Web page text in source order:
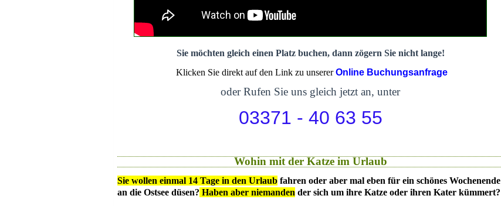
Sie möchten gleich einen Platz buchen, dann zögern Sie nicht lange!
Klicken Sie direkt auf den Link zu unsererOnline Buchungsanfrage
oder Rufen Sie uns gleich jetzt an, unter
03371 - 40 63 55
Wohin mit der Katze im Urlaub
Sie wollen einmal 14 Tage in den Urlaubfahren oder aber mal eben für ein schönes Wochenende
an die Ostsee düsen? Haben aber niemanden der sich um ihre Katze oder ihren Kater kümmert?